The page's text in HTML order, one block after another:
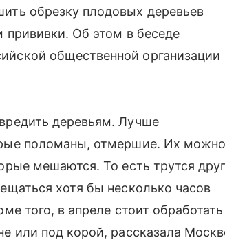
обрезку плодовых деревьев
прививки. Об этом в беседе
общественной организации
деревьям. Лучше
поломаны, отмершие. Их можно
мешаются. То есть трутся друг
хотя бы несколько часов
того, в апреле стоит обработать
или под корой, рассказала